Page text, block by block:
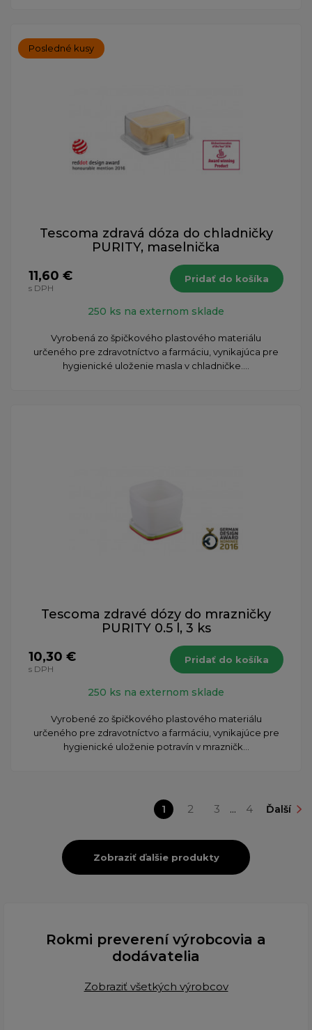
Posledné kusy
Tescoma zdravá dóza do chladničky
PURITY, maselnička
11,60 €
s DPH
Pridať do košíka
250 ks na externom sklade
Vyrobená zo špičkového plastového materiálu
určeného pre zdravotníctvo a farmáciu, vynikajúca pre
hygienické uloženie masla v chladničke....
Tescoma zdravé dózy do mrazničky
PURITY 0.5 l, 3 ks
10,30 €
s DPH
Pridať do košíka
250 ks na externom sklade
Vyrobené zo špičkového plastového materiálu
určeného pre zdravotníctvo a farmáciu, vynikajúce pre
hygienické uloženie potravín v mrazničk...
1 2 3 ... 4 Ďalší
Zobraziť ďalšie produkty
Rokmi preverení výrobcovia a
dodávatelia
Zobraziť všetkých výrobcov